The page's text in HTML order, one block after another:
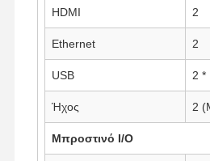
HDMI 2
Ethernet 2
USB 2 *
Ήχος 2
Μπροστινό I/O